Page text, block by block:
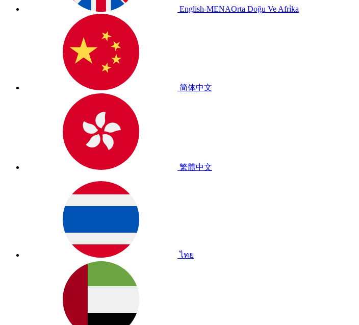
English-MENAOrta Doğu Ve Afri̇ka
简体中文
繁體中文
ไทย